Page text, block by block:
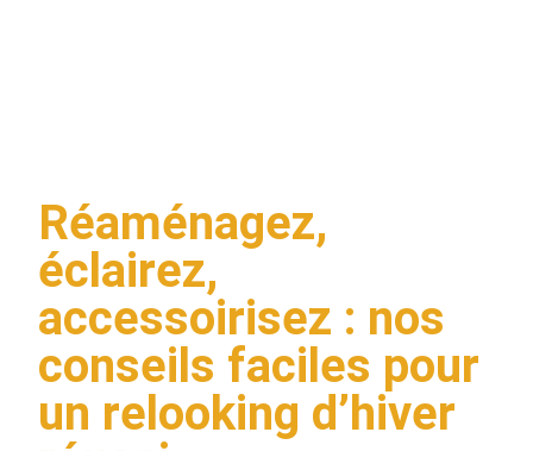
Réaménagez,
éclairez,
accessoirisez : nos
conseils faciles pour
un relooking d’hiver